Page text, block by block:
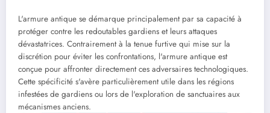
L'armure antique se démarque principalement par sa capacité à
protéger contre les redoutables gardiens et leurs attaques
dévastatrices. Contrairement à la tenue furtive qui mise sur la
discrétion pour éviter les confrontations, l'armure antique est
conçue pour affronter directement ces adversaires technologiques.
Cette spécificité s'avère particulièrement utile dans les régions
infestées de gardiens ou lors de l'exploration de sanctuaires aux
mécanismes anciens.